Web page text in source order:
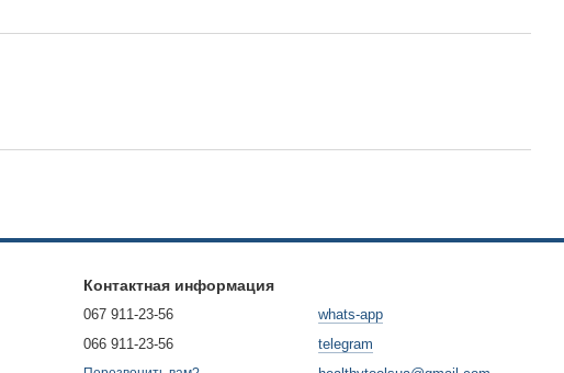
Контактная информация
067 911-23-56
066 911-23-56
whats-app
telegram